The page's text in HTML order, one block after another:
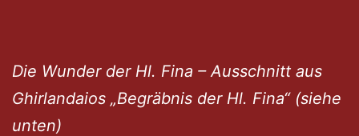
Die Wunder der Hl. Fina – Ausschnitt aus
Ghirlandaios „Begräbnis der Hl. Fina“ (siehe
unten)